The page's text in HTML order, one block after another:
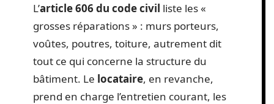
L’article 606 du code civil liste les «
grosses réparations » : murs porteurs,
voûtes, poutres, toiture, autrement dit
tout ce qui concerne la structure du
bâtiment. Le locataire, en revanche,
prend en charge l’entretien courant, les